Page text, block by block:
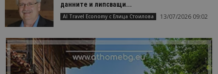
данните и липсващи...
AI Travel Economy с Елица Стоилова 13/07/2026 09:02
сесията.
_ga_WXPDN4HSCV
Google
за
сесията.